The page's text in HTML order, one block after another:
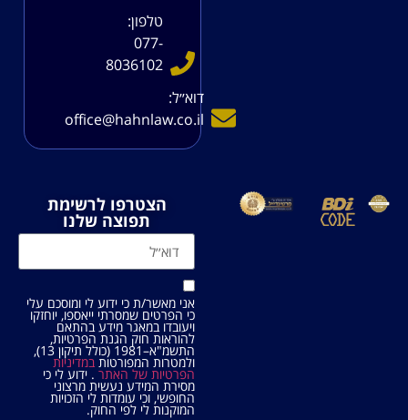
טלפון:
077-
8036102
דוא׳׳ל:
office@hahnlaw.co.il
הצטרפו לרשימת
תפוצה שלנו
אני מאשר/ת כי ידוע לי ומוסכם עלי
כי הפרטים שמסרתי ייאספו, יוחזקו
ויעובדו במאגר מידע בהתאם
להוראות חוק הגנת הפרטיות,
התשמ"א–1981 (כולל תיקון 13),
ולמטרות המפורטותבמדיניות
הפרטיות של האתר . ידוע לי כי
מסירת המידע נעשית מרצוני
החופשי, וכי עומדות לי הזכויות
המוקנות לי לפי החוק.